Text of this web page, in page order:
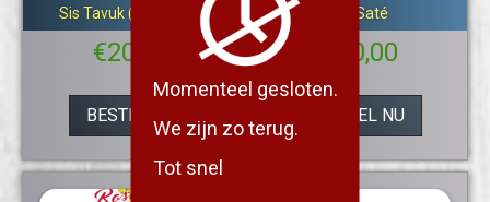
Sis Tavuk (Kip Spies)
€20,00
BESTEL NU
Kip Saté
20,00
BESTEL NU
Momenteel gesloten.
We zijn zo terug.
Tot snel